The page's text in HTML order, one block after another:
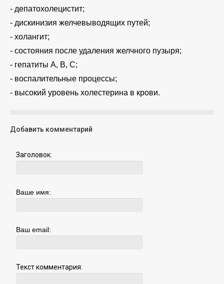
- депатохолецистит;
- дискинизия желчевыводящих путей;
- холангит;
- состояния после удаления желчного пузыря;
- гепатиты А, В, С;
- воспалительные процессы;
- высокий уровень холестерина в крови.
Добавить комментарий
Заголовок:
Ваше имя:
Ваш email:
Текст комментария: